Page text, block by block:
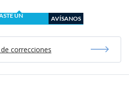
UN
AVÍSANOS
correcciones